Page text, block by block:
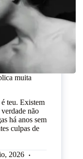
muita
teu. Existem
não
há anos sem
culpas de
2026